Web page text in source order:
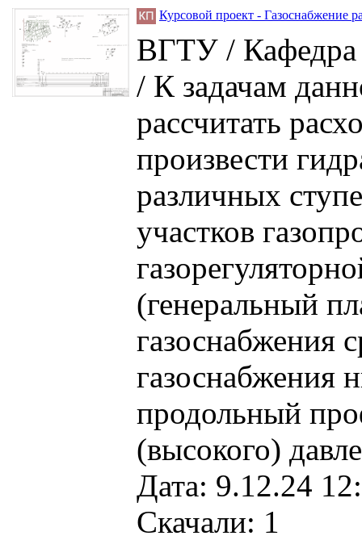
Курсовой проект - Газоснабжение
ВГТУ / Кафедра
/ К задачам
рассчитать
произвести
различных
участков
(генеральный
газоснабжения
газоснабжения
продольный
(высокого)
Дата: 9.12.24
Скачали: 1